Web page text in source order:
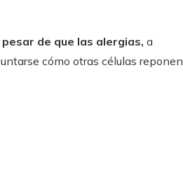
de que las alergias, a
cómo otras células reponen